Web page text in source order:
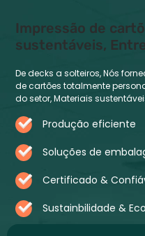
Impressão de
sustentáveis,
De decks a solteiros, Nós
de cartões totalmente
do setor, Materiais
Produção eficiente
Soluções de
Certificado &
Sustainbilidade &